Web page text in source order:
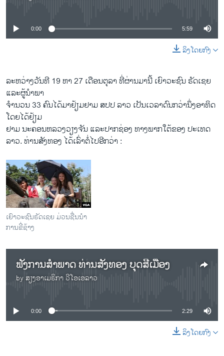
0:00 5:59
ລິງໂດຍກົງ
​ລະຫວ່າງ​ວັນ​ທີ 19 ຫາ 27 ​ເດືອນຕຸລາ ທີ່​ຜ່ານ​ມາ​ນີ້​ ​ເຍົາວະ​ຊົນ ຣັດ​ເຊຍ ​
ແລະຜູ້ນຳ​ພາ
ຈຳນວນ 33 ຄົນ​ໄດ້​ມາ​ຢ້ຽມ​ຢາມ ສປປ ລາວ ​ເປັນ​ເວລາດົນ​ກວ່ານຶ່ງ​ອາທິດ ​
ໂດຍໄດ້​ຢ້ຽມ
ຢາມ​ ນະຄອນຫລວງວຽງ​ຈັນ ແລະປາກ​ຊ່ອງ ທາງພາກໃຕ້​ຂອງ ປະ​ເທດ​
ລາວ. ທ່ານສັງ​ທອງ ​ໄດ້ເລົ່າ​ຕໍ່ໄປ​ອີກ​ວ່າ :
ເຍົາວະຊົນຣັດເຊຍ ມ່ວນຊື່ນນຳ
ການຂີ່ຊ້າງ
ຟັງການສຳພາດ ທ່ານສັງທອງ ບຸດສີເມືອງ
by ສຽງອາເມຣິກາ ວີໂອເອລາວ
No media source currently available
0:00 2:29
ລິງໂດຍກົງ